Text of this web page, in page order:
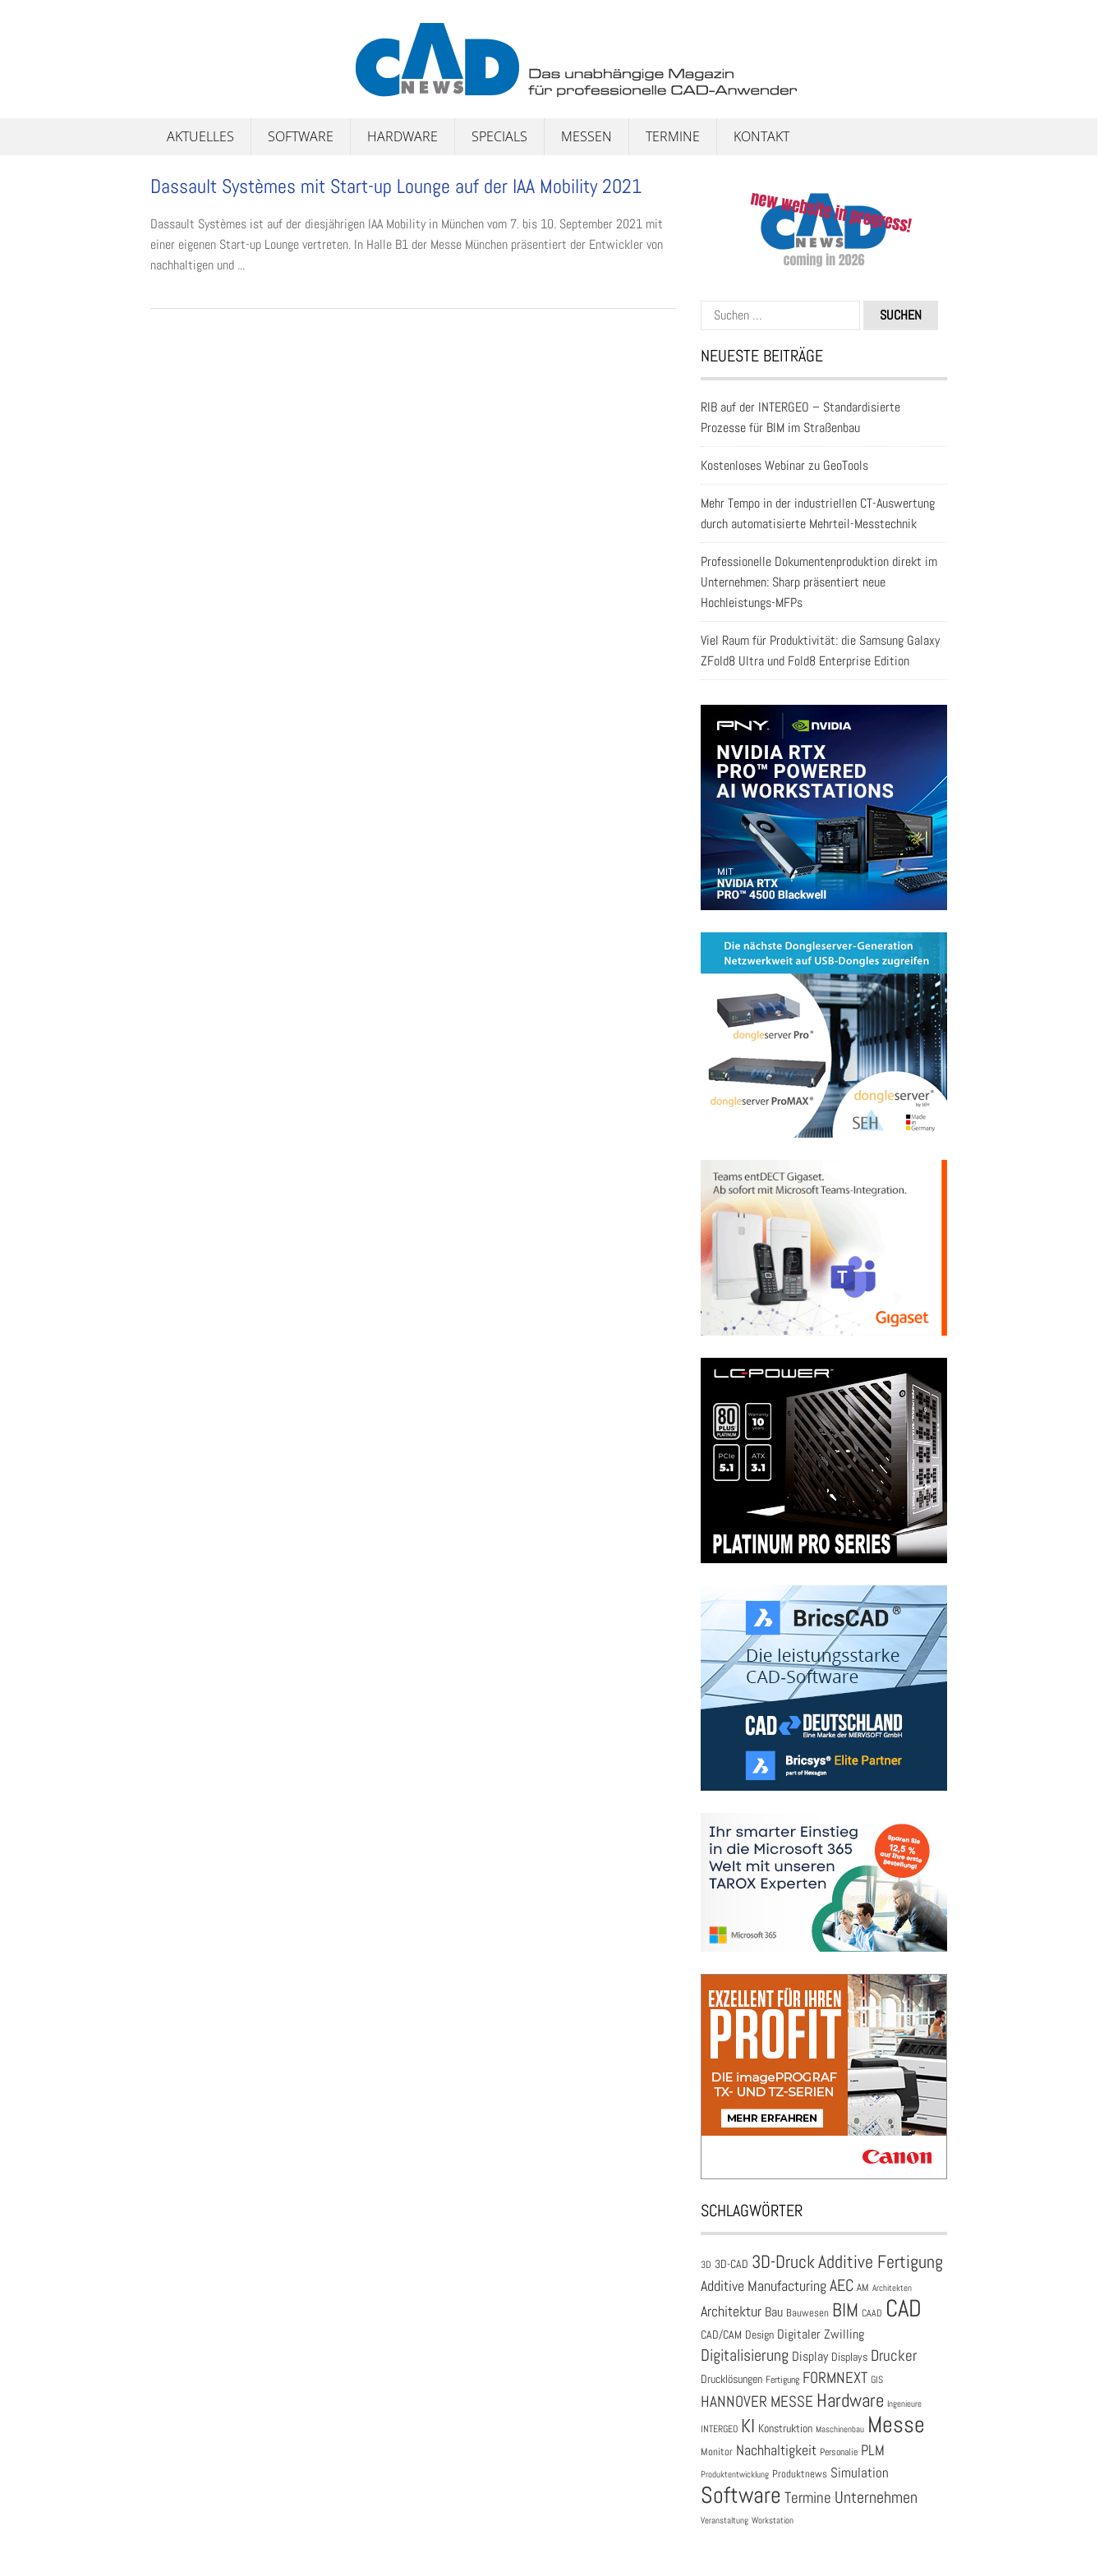
AKTUELLES SOFTWARE HARDWARE SPECIALS MESSEN TERMINE KONTAKT
Dassault Systèmes mit Start-up Lounge auf der IAA Mobility 2021
Dassault Systèmes ist auf der diesjährigen IAA Mobility in München vom 7. bis 10. September 2021 mit
einer eigenen Start-up Lounge vertreten. In Halle B1 der Messe München präsentiert der Entwickler von
nachhaltigen und ...
Suchen
nach:
NEUESTE BEITRÄGE
RIB auf der INTERGEO – Standardisierte
Prozesse für BIM im Straßenbau
Kostenloses Webinar zu GeoTools
Mehr Tempo in der industriellen CT-Auswertung
durch automatisierte Mehrteil-Messtechnik
Professionelle Dokumentenproduktion direkt im
Unternehmen: Sharp präsentiert neue
Hochleistungs-MFPs
Viel Raum für Produktivität: die Samsung Galaxy
ZFold8 Ultra und Fold8 Enterprise Edition
SCHLAGWÖRTER
3D 3D-CAD 3D-DruckAdditive Fertigung
Additive ManufacturingAEC AM Architekten
Architektur Bau Bauwesen BIM CAAD CAD
CAD/CAM Design Digitaler Zwilling
Digitalisierung Display Displays Drucker
Drucklösungen Fertigung FORMNEXT GIS
HANNOVER MESSE Hardware Ingenieure
INTERGEO KI Konstruktion Maschinenbau Messe
Monitor Nachhaltigkeit Personalie PLM
Produktentwicklung Produktnews Simulation
Software Termine Unternehmen
Veranstaltung Workstation